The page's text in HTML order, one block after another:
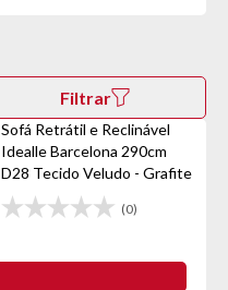
Filtrar
Sofá Retrátil e Reclinável
Idealle Barcelona 290cm
D28 Tecido Veludo - Grafite
(0)